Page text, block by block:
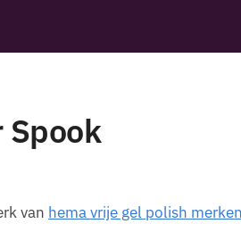
van hema vrije gel polish